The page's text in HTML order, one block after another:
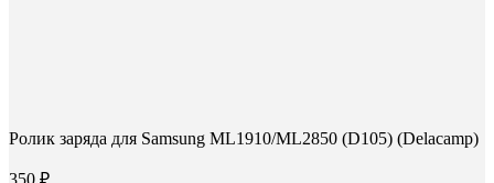
Ролик заряда для Samsung ML1910/ML2850 (D105) (Delacamp)
350 ₽